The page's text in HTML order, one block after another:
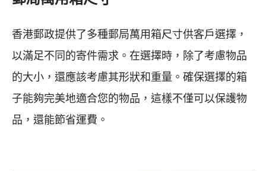
香港郵政提供了多種郵局萬用箱尺寸供客戶選擇，
以滿足不同的寄件需求。在選擇時，除了考慮物品
的大小，還應該考慮其形狀和重量。確保選擇的箱
子能夠完美地適合您的物品，這樣不僅可以保護物
品，還能節省運費。